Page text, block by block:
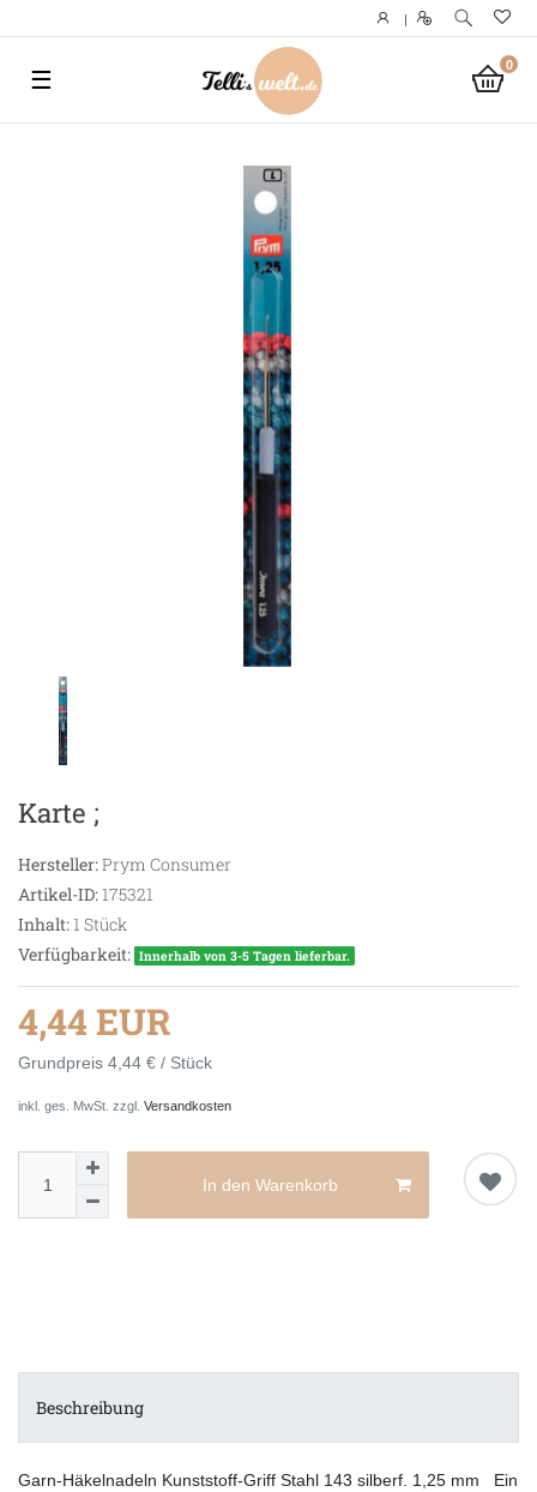
|
0
☰
Karte ;
Hersteller:Prym Consumer
Artikel-ID:175321
Inhalt:1 Stück
Verfügbarkeit: Innerhalb von 3-5 Tagen lieferbar.
4,44 EUR
Grundpreis 4,44 € / Stück
inkl. ges. MwSt. zzgl. Versandkosten
In den Warenkorb
Beschreibung
Garn-Häkelnadeln Kunststoff-Griff Stahl 143 silberf. 1,25 mm Ein